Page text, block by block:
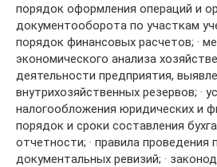
порядок оформления операций и
документооборота по участкам
порядок финансовых расчетов; ·
экономического анализа
деятельности предприятия,
внутрихозяйственных резервов; ·
налогообложения юридических и
порядок и сроки составления
отчетности; · правила проведения
документальных ревизий; ·